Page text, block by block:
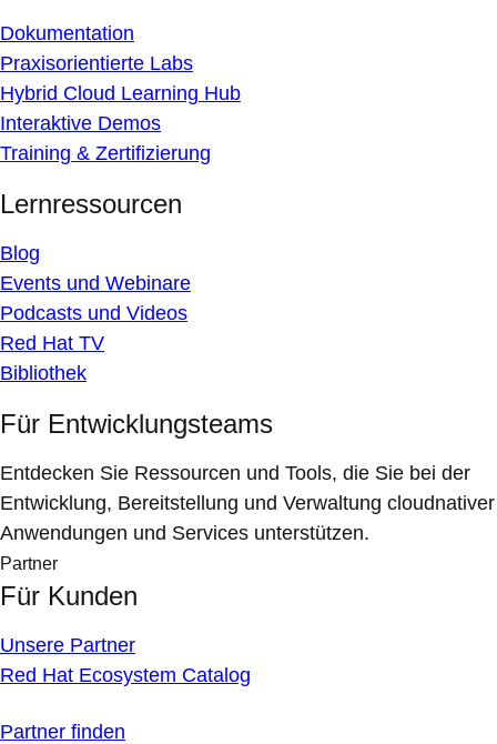
Dokumentation
Praxisorientierte Labs
Hybrid Cloud Learning Hub
Interaktive Demos
Training & Zertifizierung
Lernressourcen
Blog
Events und Webinare
Podcasts und Videos
Red Hat TV
Bibliothek
Für Entwicklungsteams
Entdecken Sie Ressourcen und Tools, die Sie bei der
Entwicklung, Bereitstellung und Verwaltung cloudnativer
Anwendungen und Services unterstützen.
Partner
Für Kunden
Unsere Partner
Red Hat Ecosystem Catalog
Partner finden